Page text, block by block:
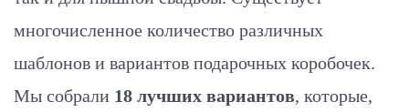
многочисленное количество различных
шаблонов и вариантов подарочных коробочек.
Мы собрали 18 лучших вариантов, которые,